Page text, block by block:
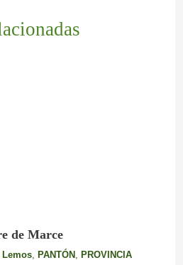
de Marce
Lemos, PANTÓN, PROVINCIA